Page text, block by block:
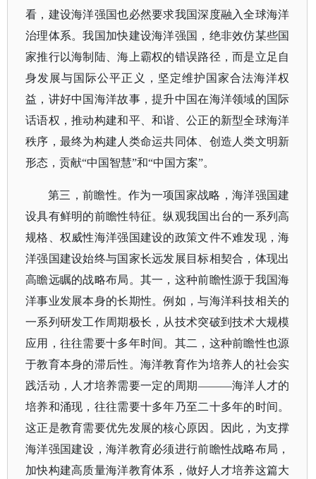
看，建设海洋强国也必然要求我国深度融入全球海洋
治理体系。我国加快建设海洋强国，绝非效仿某些国
家推行以海制陆、海上霸权的错误路径，而是立足自
身发展与国际公平正义，坚定维护国家合法海洋权
益，讲好中国海洋故事，提升中国在海洋领域的国际
话语权，推动构建和平、和谐、公正的新型全球海洋
秩序，最终为构建人类命运共同体、创造人类文明新
形态，贡献“中国智慧”和“中国方案”。
第三，前瞻性。作为一项国家战略，海洋强国建
设具有鲜明的前瞻性特征。纵观我国出台的一系列高
规格、权威性海洋强国建设的政策文件不难发现，海
洋强国建设始终与国家长远发展目标相契合，体现出
高瞻远瞩的战略布局。其一，这种前瞻性源于我国海
洋事业发展本身的长期性。例如，与海洋科技相关的
一系列研发工作周期极长，从技术突破到技术大规模
应用，往往需要十多年时间。其二，这种前瞻性也源
于教育本身的滞后性。海洋教育作为培养人的社会实
践活动，人才培养需要一定的周期———海洋人才的
培养和涌现，往往需要十多年乃至二十多年的时间。
这正是教育需要优先发展的核心原因。因此，为支撑
海洋强国建设，海洋教育必须进行前瞻性战略布局，
加快构建高质量海洋教育体系，做好人才培养这篇大